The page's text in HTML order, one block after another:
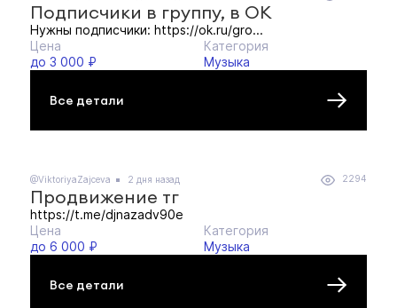
Подписчики в группу, в ОК
Нужны подписчики: https://ok.ru/gro...
Цена
до 3 000 ₽
Категория
Музыка
Все детали
@ViktoriyaZajceva 2 дня назад 2294
Продвижение тг
https://t.me/djnazadv90e
Цена
до 6 000 ₽
Категория
Музыка
Все детали